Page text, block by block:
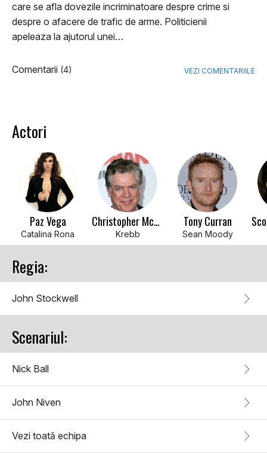
care se afla dovezile incriminatoare despre crime si
despre o afacere de trafic de arme. Politicienii
apeleaza la ajutorul unei…
Comentarii (4) VEZI COMENTARIILE
Actori
Paz Vega
Catalina Rona
Christopher McDonald
Krebb
Tony Curran
Sean Moody
Regia:
John Stockwell
Scenariul:
Nick Ball
John Niven
Vezi toată echipa